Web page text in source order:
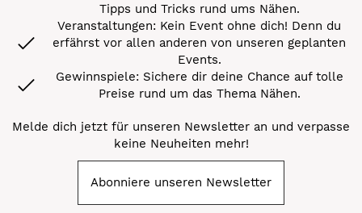
Tipps und Tricks rund ums Nähen.
Veranstaltungen: Kein Event ohne dich! Denn du
erfährst vor allen anderen von unseren geplanten
Events.
Gewinnspiele: Sichere dir deine Chance auf tolle
Preise rund um das Thema Nähen.
Melde dich jetzt für unseren Newsletter an und verpasse
keine Neuheiten mehr!
Abonniere unseren Newsletter